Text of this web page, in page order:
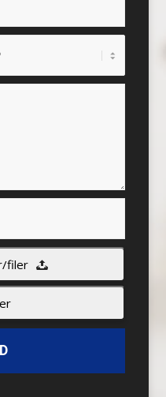
filer